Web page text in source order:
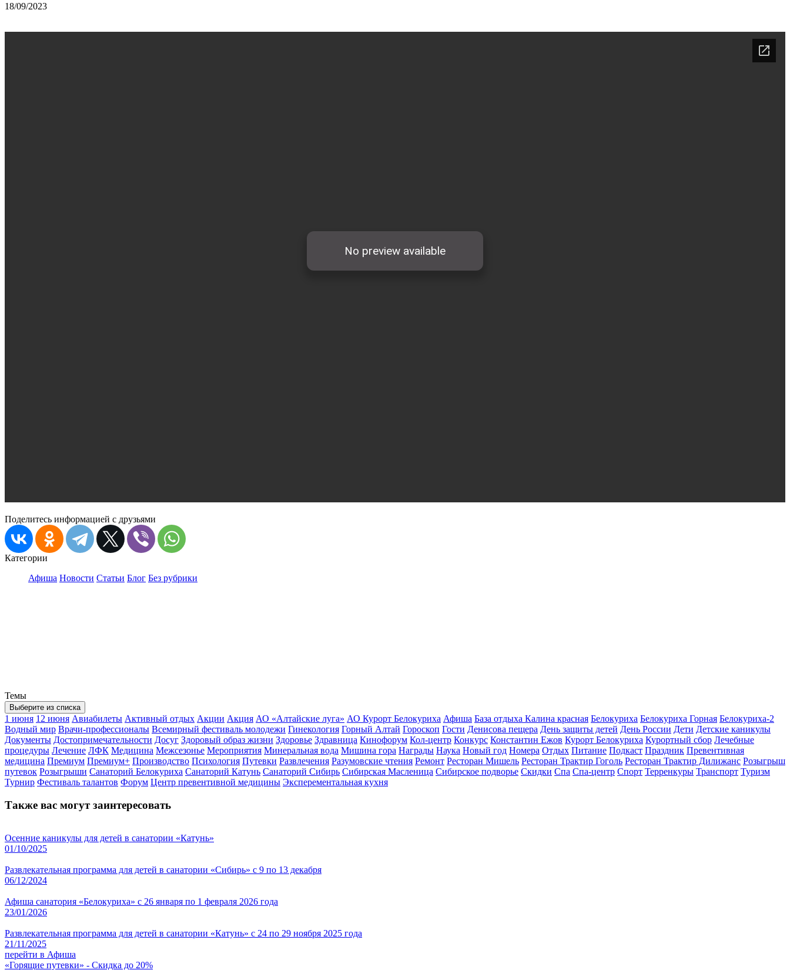
18/09/2023
Поделитесь информацией с друзьями
Категории
Афиша Новости Статьи Блог Без рубрики
Темы
Выберите из списка
1 июня 12 июня Авиабилеты Активный отдых Акции Акция АО «Алтайские луга» АО Курорт Белокуриха Афиша База отдыха Калина красная Белокуриха Белокуриха Горная Белокуриха-2
Водный мир Врачи-профессионалы Всемирный фестиваль молодежи Гинекология Горный Алтай Гороскоп Гости Денисова пещера День защиты детей День России Дети Детские каникулы
Документы Достопримечательности Досуг Здоровый образ жизни Здоровье Здравница Кинофорум Кол-центр Конкурс Константин Ежов Курорт Белокуриха Курортный сбор Лечебные
процедуры Лечение ЛФК Медицина Межсезонье Мероприятия Минеральная вода Мишина гора Награды Наука Новый год Номера Отдых Питание Подкаст Праздник Превентивная
медицина Премиум Премиум+ Производство Психология Путевки Развлечения Разумовские чтения Ремонт Ресторан Мишель Ресторан Трактир Гоголь Ресторан Трактир Дилижанс Розыгрыш
путевок Розыгрыши Санаторий Белокуриха Санаторий Катунь Санаторий Сибирь Сибирская Масленица Сибирское подворье Скидки Спа Спа-центр Спорт Терренкуры Транспорт Туризм
Турнир Фестиваль талантов Форум Центр превентивной медицины Эксперементальная кухня
Также вас могут заинтересовать
Осенние каникулы для детей в санатории «Катунь»
01/10/2025
Развлекательная программа для детей в санатории «Сибирь» с 9 по 13 декабря
06/12/2024
Афиша санатория «Белокуриха» с 26 января по 1 февраля 2026 года
23/01/2026
Развлекательная программа для детей в санатории «Катунь» с 24 по 29 ноября 2025 года
21/11/2025
перейти в Афиша
«Горящие путевки» - Скидка до 20%